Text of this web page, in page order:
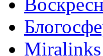
Miralinks